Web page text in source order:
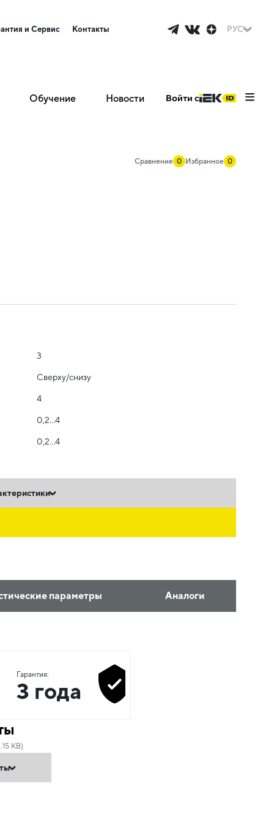
и Сервис Контакты РУС
Обучение Новости Войти с
Сравнение 0 Избранное 0
3
Сверху/снизу
4
0,2...4
0,2...4
параметры Аналоги
Гарантия:
3 года
KB)